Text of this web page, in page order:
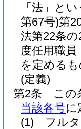
「法」と
第67号)第
法第22条
度任用職
を定める
(定義)
第2条
この
当該各号に
(1)
フル